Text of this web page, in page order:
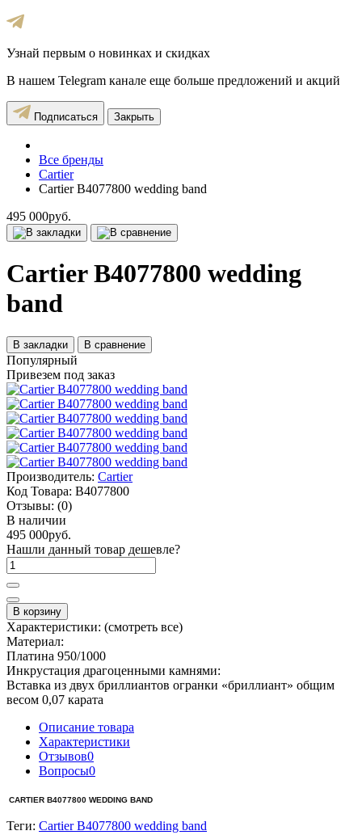
Узнай первым о новинках и скидках
В нашем Telegram канале еще больше предложений и акций
Подписаться Закрыть
Все бренды
Cartier
Cartier B4077800 wedding band
495 000руб.
Cartier B4077800 wedding
band
В закладки В сравнение
Популярный
Привезем под заказ
Производитель: Cartier
Код Товара: B4077800
Отзывы: (0)
В наличии
495 000руб.
Нашли данный товар дешевле?
В корзину
Характеристики: (смотреть все)
Материал:
Платина 950/1000
Инкрустация драгоценными камнями:
Вставка из двух бриллиантов огранки «бриллиант» общим
весом 0,07 карата
Описание товара
Характеристики
Отзывов0
Вопросы0
CARTIER B4077800 WEDDING BAND
Теги: Cartier B4077800 wedding band